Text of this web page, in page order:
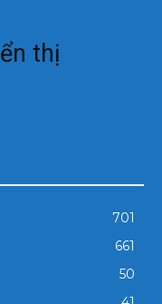
thị
701
661
50